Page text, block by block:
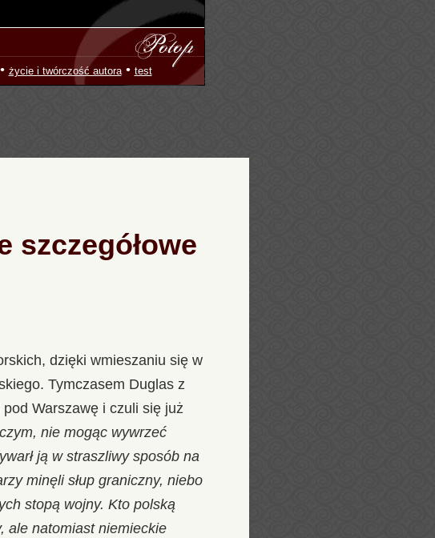
życie i twórczość autora• test
szczegółowe
dzięki wmieszaniu się w
Tymczasem Duglas z
pod Warszawę i czuli się już
nie mogąc wywrzeć
ją w straszliwy sposób na
minęli słup graniczny, niebo
stopą wojny. Kto polską
ale natomiast niemieckie